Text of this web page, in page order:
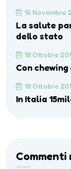
16 Novembre
La salute
dello stato
18 Ottobre
Con
18 Ottobre
In Italia
Commenti